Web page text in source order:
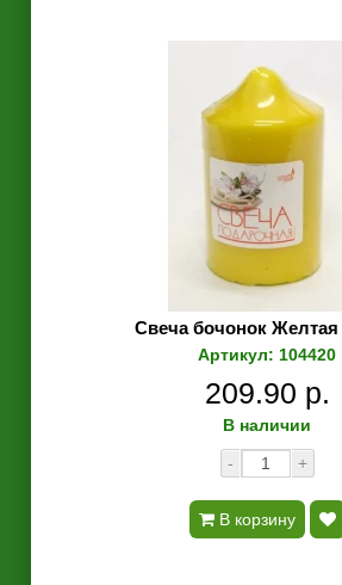
Свеча бочонок Желтая
Артикул: 104420
209.90 р.
В наличии
-
+
В корзину